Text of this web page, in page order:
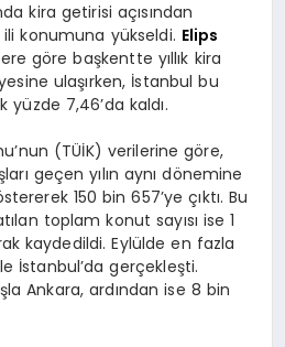
kira getirisi açısından
ili konumuna yükseldi. Elips
göre başkentte yıllık kira
ulaşırken, İstanbul bu
yüzde 7,46’da kaldı.
(TÜİK) verilerine göre,
geçen yılın aynı dönemine
150 bin 657’ye çıktı. Bu
toplam konut sayısı ise 1
kaydedildi. Eylülde en fazla
İstanbul’da gerçekleşti.
Ankara, ardından ise 8 bin